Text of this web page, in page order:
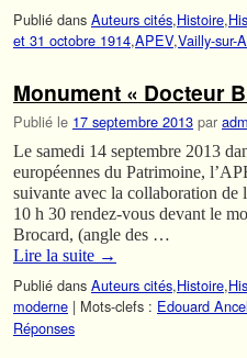
Publié dans Auteurs cités,Histoire,
et 31 octobre 1914,APEV,Vailly-sur-
Monument « Docteur
Publié le 17 septembre 2013 par
Le samedi 14 septembre 2013
européennes du Patrimoine,
suivante avec la
10 h 30 rendez-vous devant le
Brocard, (angle des …
Lire la suite →
Publié dans Auteurs cités,Histoire,
moderne | Mots-clefs : Edouard
Réponses